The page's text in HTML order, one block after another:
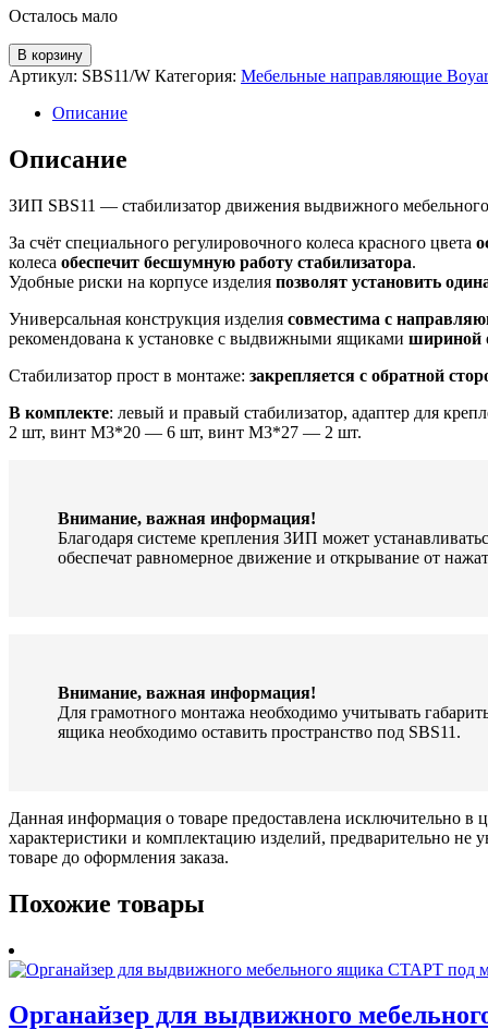
Осталось мало
Количество
товара
Стабилизатор
ящиков
ЗИП
В корзину
Артикул: SBS11/W Категория: Мебельные направляющие
Описание
Описание
ЗИП SBS11 — стабилизатор движения выдвижного
За счёт специального регулировочного колеса красного цвета
колеса обеспечит бесшумную работу стабилизатора.
Удобные риски на корпусе изделия позволят установить
Универсальная конструкция изделия совместима с
рекомендована к установке с выдвижными ящиками шириной
Стабилизатор прост в монтаже: закрепляется с обратной
В комплекте: левый и правый стабилизатор, адаптер для
2 шт, винт M3*20 — 6 шт, винт M3*27 — 2 шт.
Внимание, важная информация!
Благодаря системе крепления ЗИП может
обеспечат равномерное движение и открывание от
Внимание, важная информация!
Для грамотного монтажа необходимо учитывать
ящика необходимо оставить пространство под SBS11.
Данная информация о товаре предоставлена исключительно в
характеристики и комплектацию изделий, предварительно не
товаре до оформления заказа.
Похожие товары
Органайзер для выдвижного